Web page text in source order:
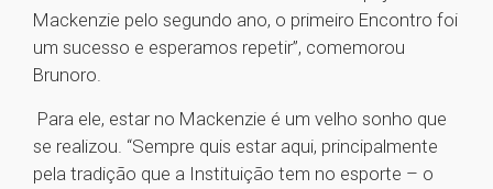
Mackenzie pelo segundo ano, o primeiro Encontro foi
um sucesso e esperamos repetir”, comemorou
Brunoro.
Para ele, estar no Mackenzie é um velho sonho que
se realizou. “Sempre quis estar aqui, principalmente
pela tradição que a Instituição tem no esporte – o